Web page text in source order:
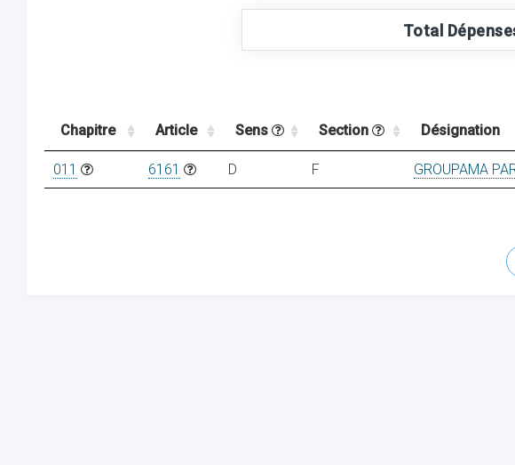
Total
Chapitre Article Sens Section Désignation
011 6161 D F GROUPAMA